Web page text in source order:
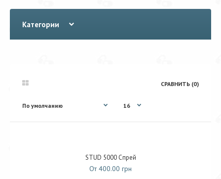
Категории
СРАВНИТЬ (0)
STUD 5000 Спрей
От 400.00 грн